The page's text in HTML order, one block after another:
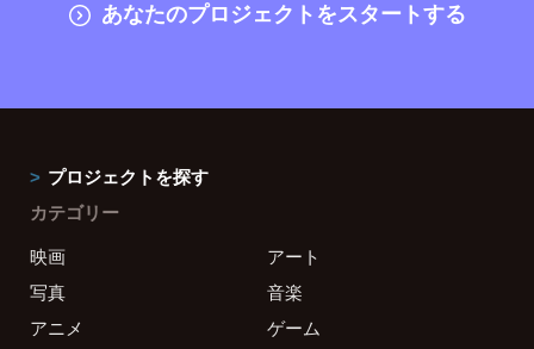
あなたのプロジェクトをスタートする
プロジェクトを探す
カテゴリー
映画
アート
写真
音楽
アニメ
ゲーム